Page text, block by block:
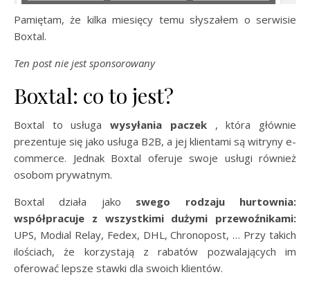
Pamiętam, że kilka miesięcy temu słyszałem o serwisie
Boxtal.
Ten post nie jest sponsorowany
Boxtal: co to jest?
Boxtal to usługa wysyłania paczek , która głównie
prezentuje się jako usługa B2B, a jej klientami są witryny e-
commerce. Jednak Boxtal oferuje swoje usługi również
osobom prywatnym.
Boxtal działa jako swego rodzaju hurtownia:
współpracuje z wszystkimi dużymi przewoźnikami:
UPS, Modial Relay, Fedex, DHL, Chronopost, … Przy takich
ilościach, że korzystają z rabatów pozwalających im
oferować lepsze stawki dla swoich klientów.